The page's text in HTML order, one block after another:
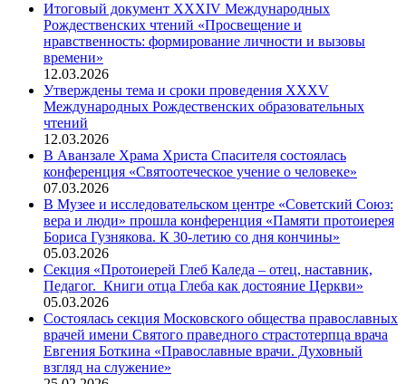
Итоговый документ XXХIV Международных
Рождественских чтений «Просвещение и
нравственность: формирование личности и вызовы
времени»
12.03.2026
Утверждены тема и сроки проведения XXXV
Международных Рождественских образовательных
чтений
12.03.2026
В Аванзале Храма Христа Спасителя состоялась
конференция «Святоотеческое учение о человеке»
07.03.2026
В Музее и исследовательском центре «Советский Союз:
вера и люди» прошла конференция «Памяти протоиерея
Бориса Гузнякова. К 30-летию со дня кончины»
05.03.2026
Секция «Протоиерей Глеб Каледа – отец, наставник,
Педагог. Книги отца Глеба как достояние Церкви»
05.03.2026
Состоялась секция Московского общества православных
врачей имени Святого праведного страстотерпца врача
Евгения Боткина «Православные врачи. Духовный
взгляд на служение»